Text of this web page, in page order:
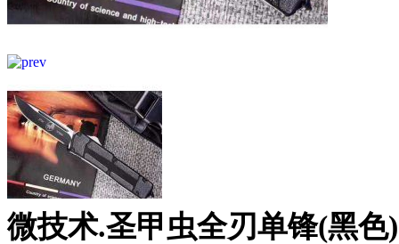
微技术.圣甲虫全刃单锋(黑色)